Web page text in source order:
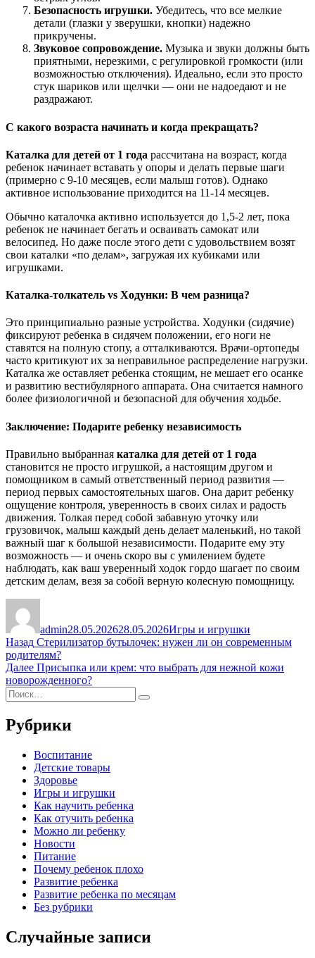
Безопасность игрушки. Убедитесь, что все мелкие
детали (глазки у зверушки, кнопки) надежно
прикручены.
Звуковое сопровождение. Музыка и звуки должны быть
приятными, нерезкими, с регулировкой громкости (или
возможностью отключения). Идеально, если это просто
стук шариков или щелчки — они не надоедают и не
раздражают.
С какого возраста начинать и когда прекращать?
Каталка для детей от 1 года рассчитана на возраст, когда
ребенок начинает вставать у опоры и делать первые шаги
(примерно с 9-10 месяцев, если малыш готов). Однако
активное использование приходится на 11-14 месяцев.
Обычно каталочка активно используется до 1,5-2 лет, пока
ребенок не начинает бегать и осваивать самокат или
велосипед. Но даже после этого дети с удовольствием возят
свои каталки «по делам», загружая их кубиками или
игрушками.
Каталка-толкатель vs Ходунки: В чем разница?
Это принципиально разные устройства. Ходунки (сидячие)
фиксируют ребенка в сидячем положении, его ноги не
ставятся на полную стопу, а отталкиваются. Врачи-ортопеды
часто критикуют их за неправильное распределение нагрузки.
Каталка же оставляет ребенка стоящим, не мешает его осанке
и развитию вестибулярного аппарата. Она считается намного
более физиологичной и безопасной для обучения ходьбе.
Заключение: Подарите ребенку независимость
Правильно выбранная каталка для детей от 1 года
становится не просто игрушкой, а настоящим другом и
помощником в самый ответственный период развития —
период первых самостоятельных шагов. Она дарит ребенку
ощущение контроля, уверенность в своих силах и радость
движения. Толкая перед собой забавную уточку или
грузовичок, малыш каждый день делает маленький, но такой
важный шаг к большой независимости. Подарите ему эту
возможность — и очень скоро вы с умилением будете
наблюдать, как ваш уверенный ходок гордо шагает по своим
детским делам, везя за собой верную колесную помощницу.
admin28.05.202628.05.2026Игры и игрушки
Навигация
по
записям
Назад Предыдущая
запись:
Стерилизатор бутылочек: нужен ли он современным
родителям?
Далее Следующая
запись:
Присыпка или крем: что выбрать для нежной кожи
новорожденного?
Искать:
Поиск
Рубрики
Воспитание
Детские товары
Здоровье
Игры и игрушки
Как научить ребенка
Как отучить ребенка
Можно ли ребенку
Новости
Питание
Почему ребенок плохо
Развитие ребенка
Развитие ребенка по месяцам
Без рубрики
Случайные записи